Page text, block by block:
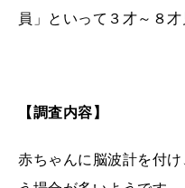
員」といって３才～８
【調査内容】
赤ちゃんに脳波計を付